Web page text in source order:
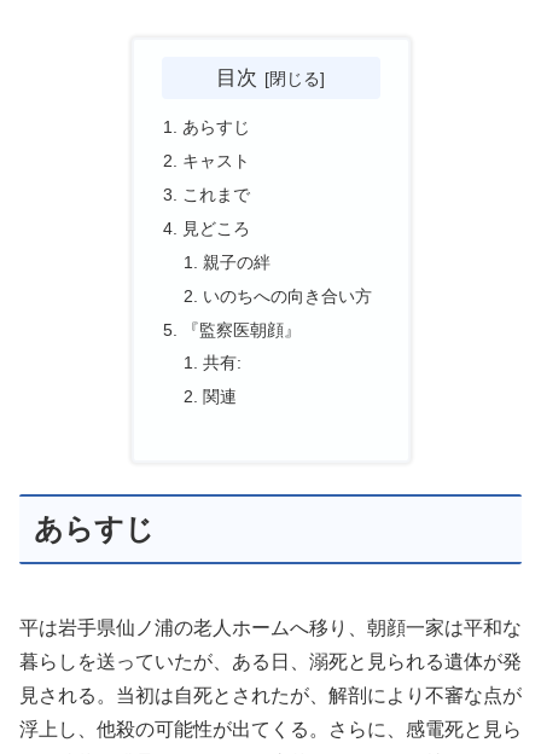
目次
あらすじ
キャスト
これまで
見どころ
親子の絆
いのちへの向き合い方
『監察医朝顔』
共有:
関連
あらすじ
平は岩手県仙ノ浦の老人ホームへ移り、朝顔一家は平和な
暮らしを送っていたが、ある日、溺死と見られる遺体が発
見される。当初は自死とされたが、解剖により不審な点が
浮上し、他殺の可能性が出てくる。さらに、感電死と見ら